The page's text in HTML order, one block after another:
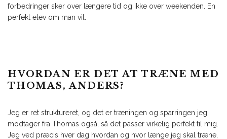
forbedringer sker over længere tid og ikke over weekenden. En
perfekt elev om man vil.
HVORDAN ER DET AT TRÆNE MED
THOMAS, ANDERS?
Jeg er ret struktureret, og det er træningen og sparringen jeg
modtager fra Thomas også, så det passer virkelig perfekt til mig.
Jeg ved præcis hver dag hvordan og hvor længe jeg skal træne,